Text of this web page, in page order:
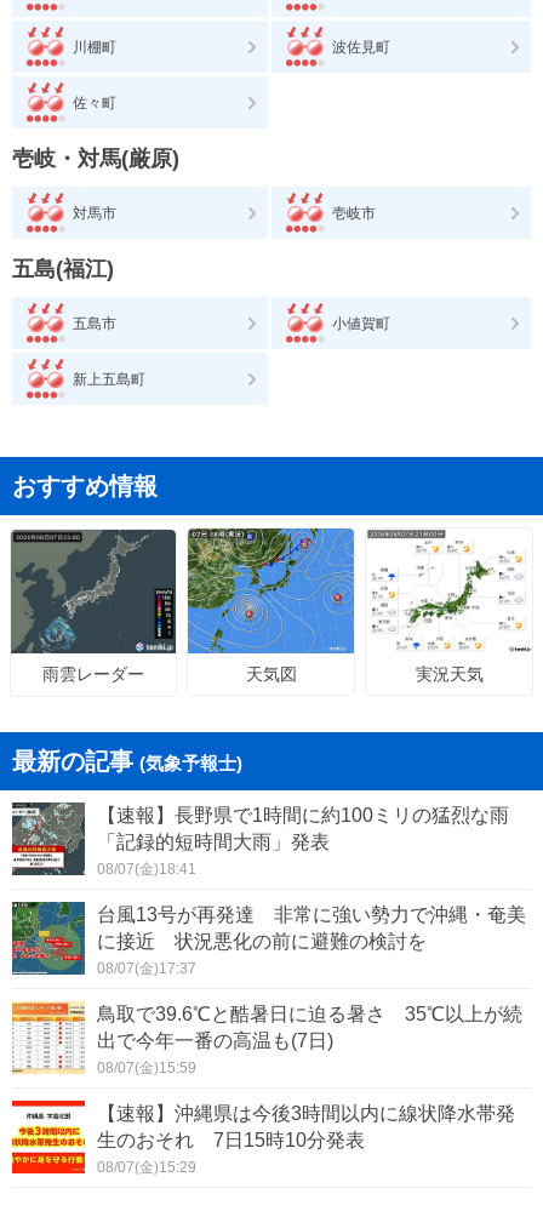
川棚町 波佐見町
佐々町
壱岐・対馬(厳原)
対馬市 壱岐市
五島(福江)
五島市 小値賀町
新上五島町
おすすめ情報
雨雲レーダー 天気図 実況天気
最新の記事 (気象予報士)
【速報】長野県で1時間に約100ミリの猛烈な雨
「記録的短時間大雨」発表
08/07(金)18:41
台風13号が再発達 非常に強い勢力で沖縄・奄美
に接近 状況悪化の前に避難の検討を
08/07(金)17:37
鳥取で39.6℃と酷暑日に迫る暑さ 35℃以上が続
出で今年一番の高温も(7日)
08/07(金)15:59
【速報】沖縄県は今後3時間以内に線状降水帯発
生のおそれ 7日15時10分発表
08/07(金)15:29